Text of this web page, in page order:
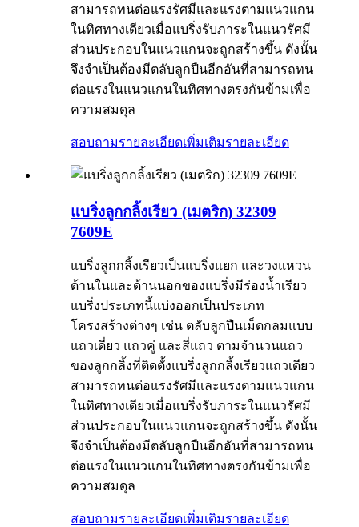
สามารถทนต่อแรงรัศมีและแรงตามแนวแกน
ในทิศทางเดียวเมื่อแบริ่งรับภาระในแนวรัศมี
ส่วนประกอบในแนวแกนจะถูกสร้างขึ้น ดังนั้น
จึงจำเป็นต้องมีตลับลูกปืนอีกอันที่สามารถทน
ต่อแรงในแนวแกนในทิศทางตรงกันข้ามเพื่อ
ความสมดุล
สอบถามรายละเอียดเพิ่มเติมรายละเอียด
แบริ่งลูกกลิ้งเรียว (เมตริก) 32309
7609E
แบริ่งลูกกลิ้งเรียวเป็นแบริ่งแยก และวงแหวน
ด้านในและด้านนอกของแบริ่งมีร่องน้ำเรียว
แบริ่งประเภทนี้แบ่งออกเป็นประเภท
โครงสร้างต่างๆ เช่น ตลับลูกปืนเม็ดกลมแบบ
แถวเดี่ยว แถวคู่ และสี่แถว ตามจำนวนแถว
ของลูกกลิ้งที่ติดตั้งแบริ่งลูกกลิ้งเรียวแถวเดียว
สามารถทนต่อแรงรัศมีและแรงตามแนวแกน
ในทิศทางเดียวเมื่อแบริ่งรับภาระในแนวรัศมี
ส่วนประกอบในแนวแกนจะถูกสร้างขึ้น ดังนั้น
จึงจำเป็นต้องมีตลับลูกปืนอีกอันที่สามารถทน
ต่อแรงในแนวแกนในทิศทางตรงกันข้ามเพื่อ
ความสมดุล
สอบถามรายละเอียดเพิ่มเติมรายละเอียด